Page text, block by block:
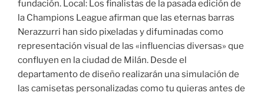
fundación. Local: Los finalistas de la pasada edición de
la Champions League afirman que las eternas barras
Nerazzurri han sido pixeladas y difuminadas como
representación visual de las «influencias diversas» que
confluyen en la ciudad de Milán. Desde el
departamento de diseño realizarán una simulación de
las camisetas personalizadas como tu quieras antes de